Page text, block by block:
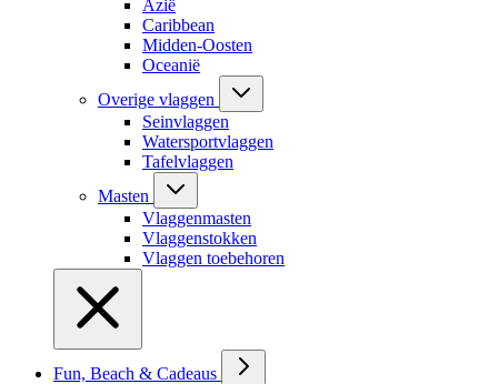
Azië
Caribbean
Midden-Oosten
Oceanië
Overige vlaggen
Seinvlaggen
Watersportvlaggen
Tafelvlaggen
Masten
Vlaggenmasten
Vlaggenstokken
Vlaggen toebehoren
Fun, Beach & Cadeaus